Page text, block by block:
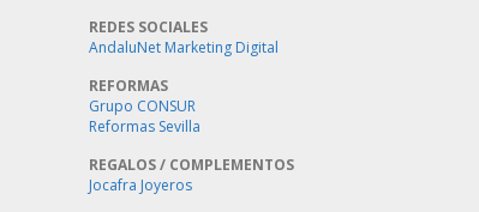
REDES SOCIALES
AndaluNet Marketing Digital
REFORMAS
Grupo CONSUR
Reformas Sevilla
REGALOS / COMPLEMENTOS
Jocafra Joyeros